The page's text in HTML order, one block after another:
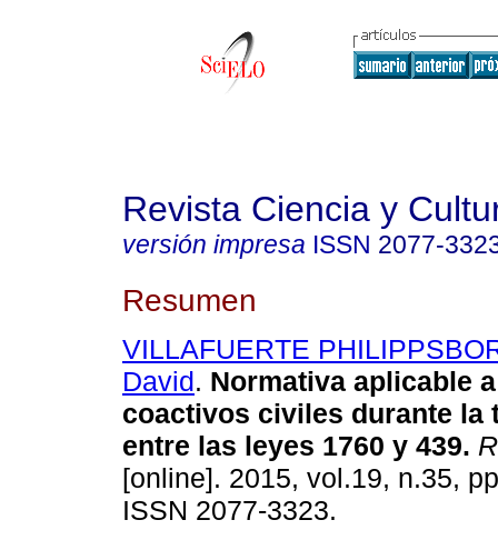
Revista Ciencia y
versión impresa ISSN 2077-
Resumen
VILLAFUERTE
David. Normativa aplicable
coactivos civiles durante la
entre las leyes 1760 y 439.
[online]. 2015, vol.19, n.35,
ISSN 2077-3323.